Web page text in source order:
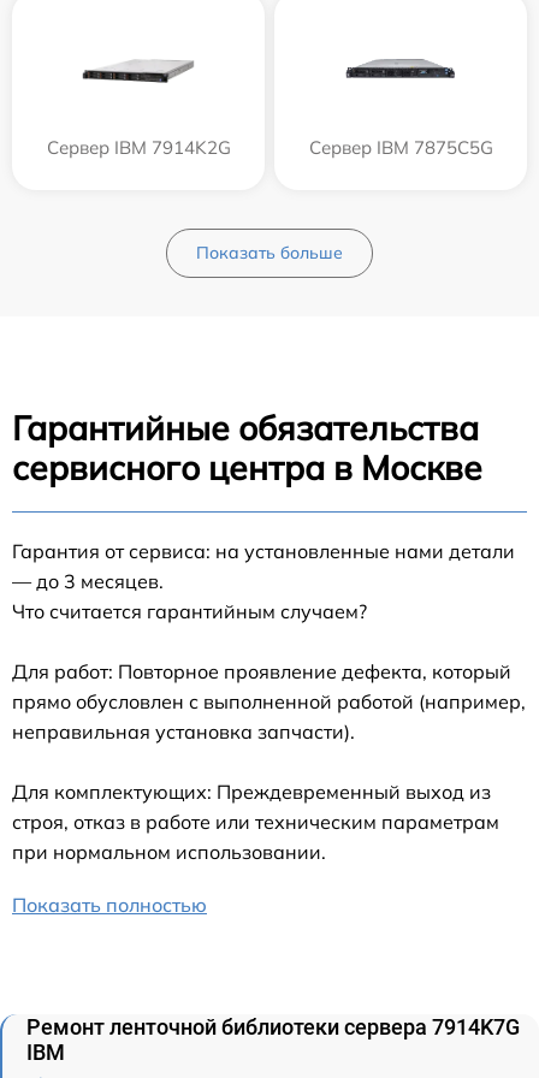
Сервер IBM 7914K2G Сервер IBM 7875C5G
Показать больше
Гарантийные обязательства
сервисного центра в Москве
Гарантия от сервиса: на установленные нами детали
— до 3 месяцев.
Что считается гарантийным случаем?
Для работ: Повторное проявление дефекта, который
прямо обусловлен с выполненной работой (например,
неправильная установка запчасти).
Для комплектующих: Преждевременный выход из
строя, отказ в работе или техническим параметрам
при нормальном использовании.
Показать полностью
Ремонт ленточной библиотеки сервера 7914K7G
IBM